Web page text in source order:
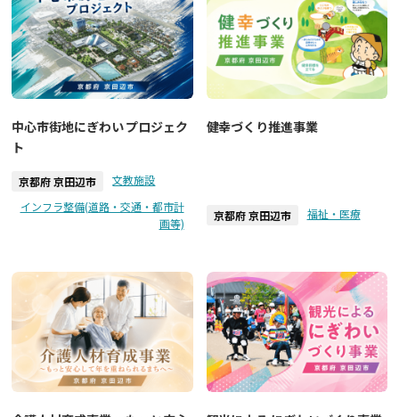
中心市街地にぎわい プロジェク
ト
京都府 京田辺市
文教施設
インフラ整備(道路・交通・都市計
画等)
健幸づくり推進事業
京都府 京田辺市 福祉・医療